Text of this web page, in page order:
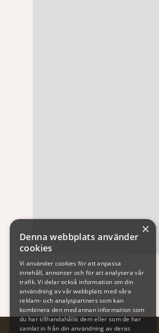
×
Denna webbplats använder
cookies
Vi använder cookies för att anpassa
innehåll, annonser och för att analysera vår
trafik. Vi delar också information om din
användning av vår webbplats med våra
reklam- och analyspartners som kan
kombinera den med annan information som
du har tillhandahållit dem eller som de har
samlat in från din användning av deras